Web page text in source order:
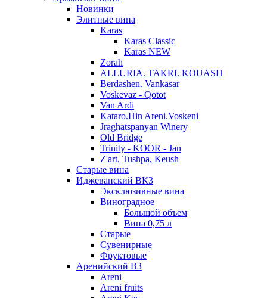
Новинки
Элитные вина
Karas
Karas Classic
Karas NEW
Zorah
ALLURIA. TAKRI. KOUASH
Berdashen. Vankasar
Voskevaz - Qotot
Van Ardi
Kataro.Hin Areni.Voskeni
Jraghatspanyan Winery
Old Bridge
Trinity - KOOR - Jan
Z'art, Tushpa, Keush
Старые вина
Иджеванский ВК3
Эксклюзивные вина
Виноградное
Большой объем
Вина 0,75 л
Старые
Сувенирные
Фруктовые
Аренийский ВЗ
Areni
Areni fruits